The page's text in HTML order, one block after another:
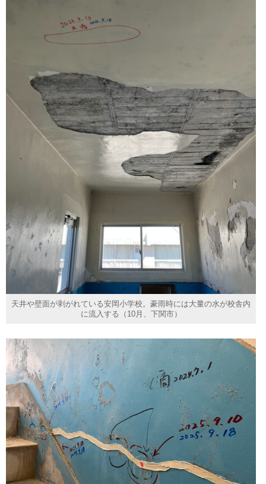
天井や壁面が剥がれている安岡小学校。豪雨時には大量の水が校舎内
に流入する（10月、下関市）